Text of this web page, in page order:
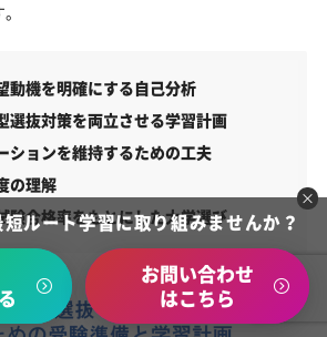
動機を明確にする自己分析
選抜対策を両立させる学習計画
ションを維持するための工夫
の理解
験合格率をもとにした大学選び
ルート学習に取り組みませんか？
お問い合わせ
はこちら